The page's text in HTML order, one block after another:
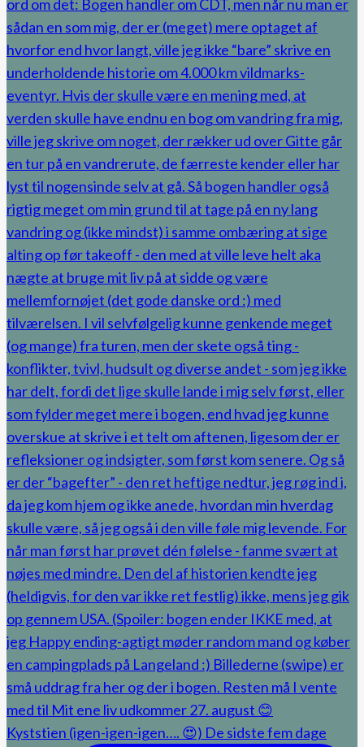
Kyststien (igen-igen-igen…. 😍) De sidste fem dage